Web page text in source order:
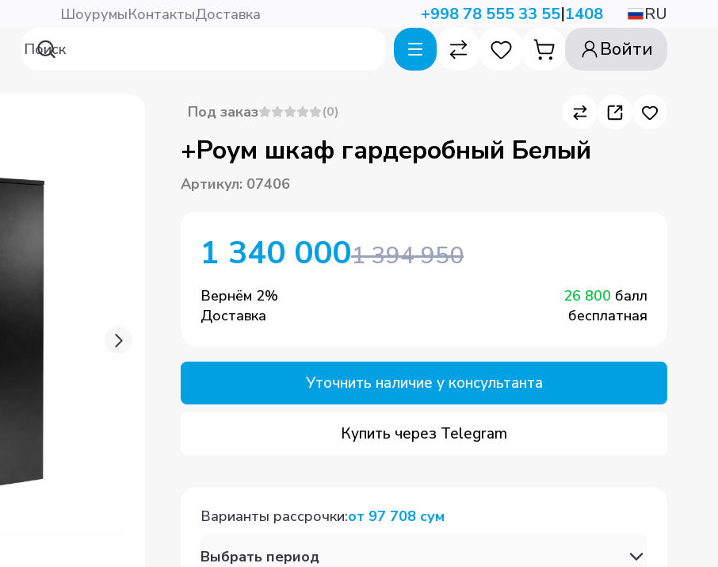
ШоурумыКонтактыДоставка +998 78 555 33 55|1408 RU
Войти
Под заказ (0)
+Роум шкаф гардеробный Белый
Артикул: 07406
1 340 0001 394 950
Вернём 2% 26 800 балл
Доставка
бесплатная
Уточнить наличие у консультанта
Купить через Telegram
Варианты рассрочки:от 97 708 сум
Выбрать период